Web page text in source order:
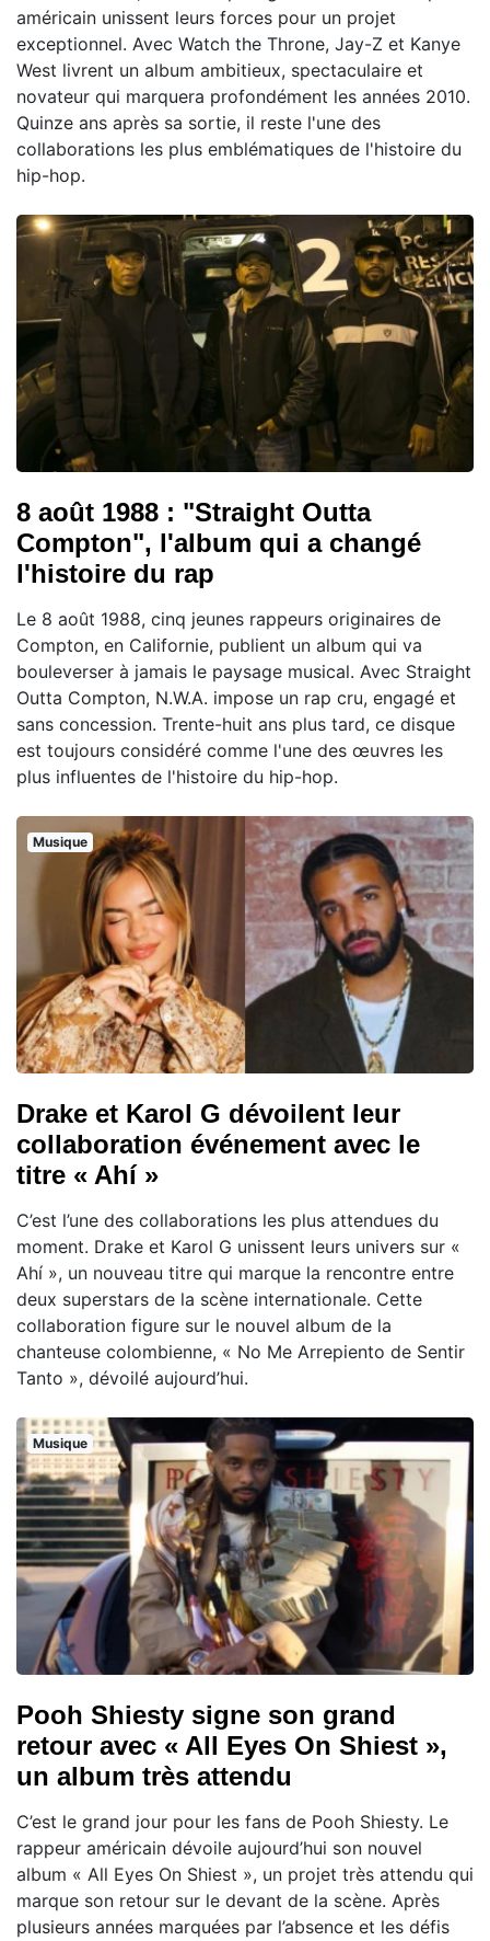
américain unissent leurs forces pour un projet
exceptionnel. Avec Watch the Throne, Jay-Z et Kanye
West livrent un album ambitieux, spectaculaire et
novateur qui marquera profondément les années 2010.
Quinze ans après sa sortie, il reste l'une des
collaborations les plus emblématiques de l'histoire du
hip-hop.
8 août 1988 : "Straight Outta
Compton", l'album qui a changé
l'histoire du rap
Le 8 août 1988, cinq jeunes rappeurs originaires de
Compton, en Californie, publient un album qui va
bouleverser à jamais le paysage musical. Avec Straight
Outta Compton, N.W.A. impose un rap cru, engagé et
sans concession. Trente-huit ans plus tard, ce disque
est toujours considéré comme l'une des œuvres les
plus influentes de l'histoire du hip-hop.
Musique
Drake et Karol G dévoilent leur
collaboration événement avec le
titre « Ahí »
C’est l’une des collaborations les plus attendues du
moment. Drake et Karol G unissent leurs univers sur «
Ahí », un nouveau titre qui marque la rencontre entre
deux superstars de la scène internationale. Cette
collaboration figure sur le nouvel album de la
chanteuse colombienne, « No Me Arrepiento de Sentir
Tanto », dévoilé aujourd’hui.
Musique
Pooh Shiesty signe son grand
retour avec « All Eyes On Shiest »,
un album très attendu
C’est le grand jour pour les fans de Pooh Shiesty. Le
rappeur américain dévoile aujourd’hui son nouvel
album « All Eyes On Shiest », un projet très attendu qui
marque son retour sur le devant de la scène. Après
plusieurs années marquées par l’absence et les défis